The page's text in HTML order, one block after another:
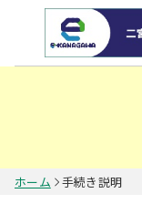
ホーム 手続き説明